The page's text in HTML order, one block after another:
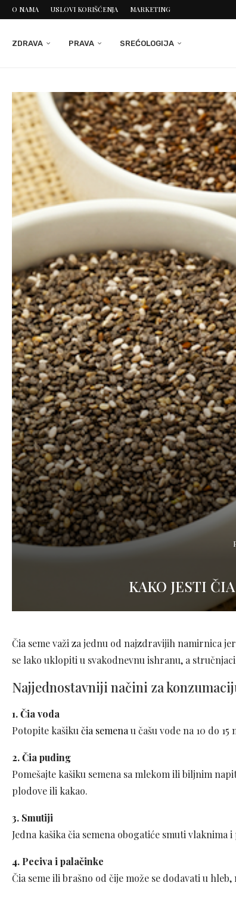
O NAMA USLOVI KORIŠĆENJA MARKETING
ZDRAVA PRAVA SREĆOLOGIJA
KAKO JESTI
Čia seme važi za jednu od najzdravijih namirnica
se lako uklopiti u svakodnevnu ishranu, a
Najjednostavniji načini za
1. Čia voda
Potopite kašikučia semenau čašu vode na 10 do
2. Čia puding
Pomešajte kašiku semena sa mlekom ili biljnim
plodove ili kakao.
3. Smutiji
Jedna kašika čia semena obogatiće smuti
4. Peciva i palačinke
Čia seme ili brašno od čije može se dodavati u